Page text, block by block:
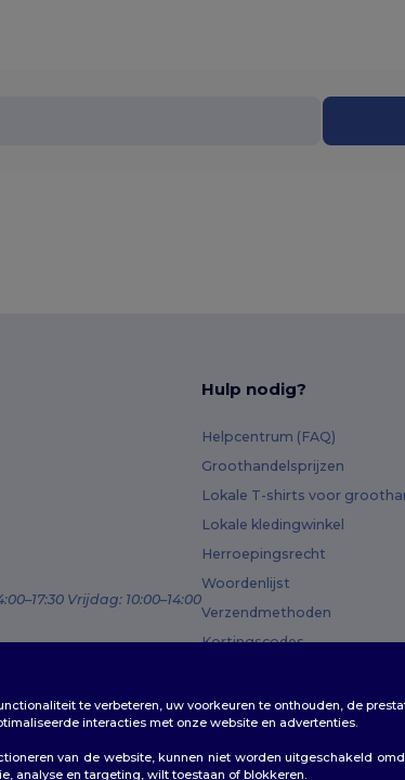
Vrijdag: 10:00–14:00
Hulp nodig?
Helpcentrum (FAQ)
Groothandelsprijzen
Lokale T-shirts voor
Lokale kledingwinkel
Herroepingsrecht
Woordenlijst
Verzendmethoden
Kortingscodes
te verbeteren, uw voorkeuren te onthouden, de
interacties met onze website en advertenties.
van de website, kunnen niet worden uitgeschakeld
analyse en targeting, wilt toestaan of blokkeren.